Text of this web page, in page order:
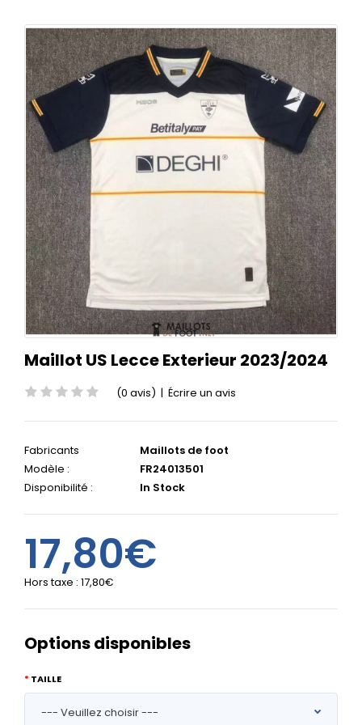
Maillot US Lecce Exterieur 2023/2024
(0 avis) | Écrire un avis
Fabricants
Maillots de foot
Modèle :
FR24013501
Disponibilité :
In Stock
17,80€
Hors taxe : 17,80€
Options disponibles
TAILLE